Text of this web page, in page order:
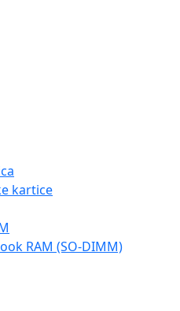
kartice
RAM (SO-DIMM)